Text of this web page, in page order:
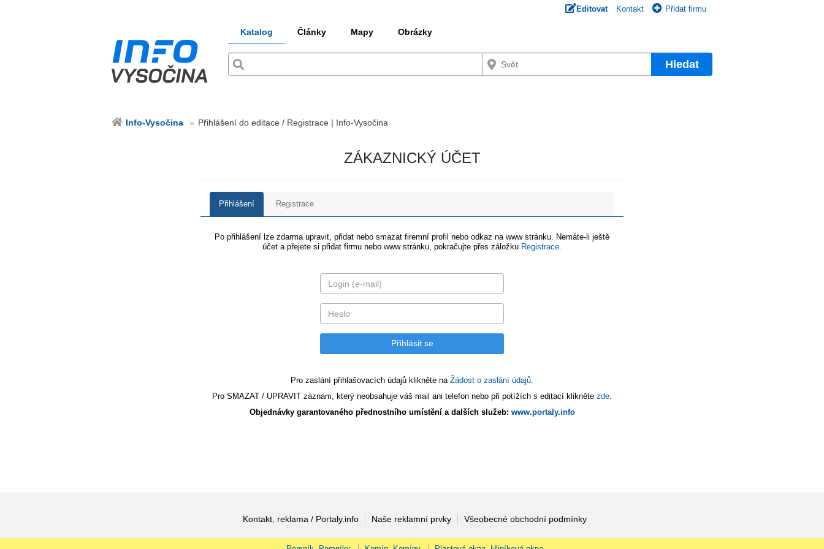
Editovat Kontakt Přidat firmu
Katalog Články Mapy Obrázky
Hledat
Info-Vysočina Přihlášení do editace / Registrace | Info-Vysočina
ZÁKAZNICKÝ ÚČET
Přihlášení Registrace
Po přihlášení lze zdarma upravit, přidat nebo smazat firemní profil nebo odkaz na www stránku. Nemáte-li ještě
účet a přejete si přidat firmu nebo www stránku, pokračujte přes záložku Registrace
Pro zaslání přihlašovacích údajů klikněte na Žádost o zaslání údajů.
Pro SMAZAT / UPRAVIT záznam, který neobsahuje váš mail ani telefon nebo při potížích s editací klikněte zde
Objednávky garantovaného přednostního umístění a dalších služeb: www.portaly.info
Kontakt, reklama / Portaly.info Naše reklamní prvky Všeobecné obchodní podmínky